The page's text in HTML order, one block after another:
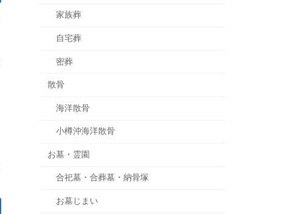
家族葬
自宅葬
密葬
散骨
海洋散骨
小樽沖海洋散骨
お墓・霊園
合祀墓・合葬墓・納骨塚
お墓じまい